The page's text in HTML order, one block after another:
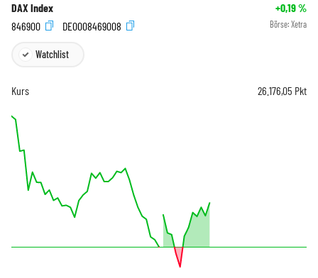
DAX Index +0,19%
846900
DE0008469008 Börse: Xetra
Watchlist
Kurs 26.176,05 Pkt